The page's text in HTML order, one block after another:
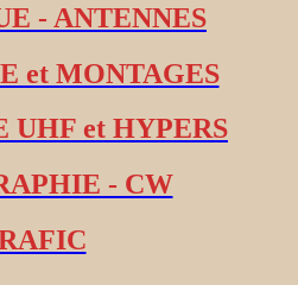
- ANTENNES
et MONTAGES
UHF et HYPERS
- CW